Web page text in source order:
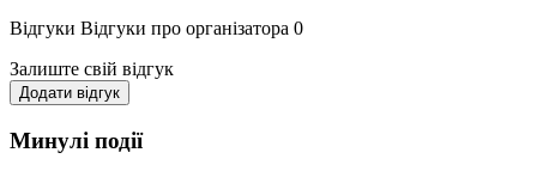
Відгуки Відгуки про організатора 0
Залиште свій відгук
Додати відгук
Минулі події